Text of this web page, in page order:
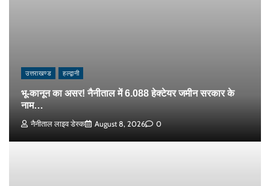
उत्तराखण्ड हल्द्वानी
भू-कानून का असर! नैनीताल में 6.088 हेक्टेयर जमीन सरकार के
नाम…
नैनीताल लाइव डेस्क August 8, 2026 0